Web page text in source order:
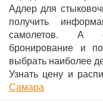
Адлер для
получить
самолетов. А
бронирование и
выбрать наиболее
Узнать цену и
Самара